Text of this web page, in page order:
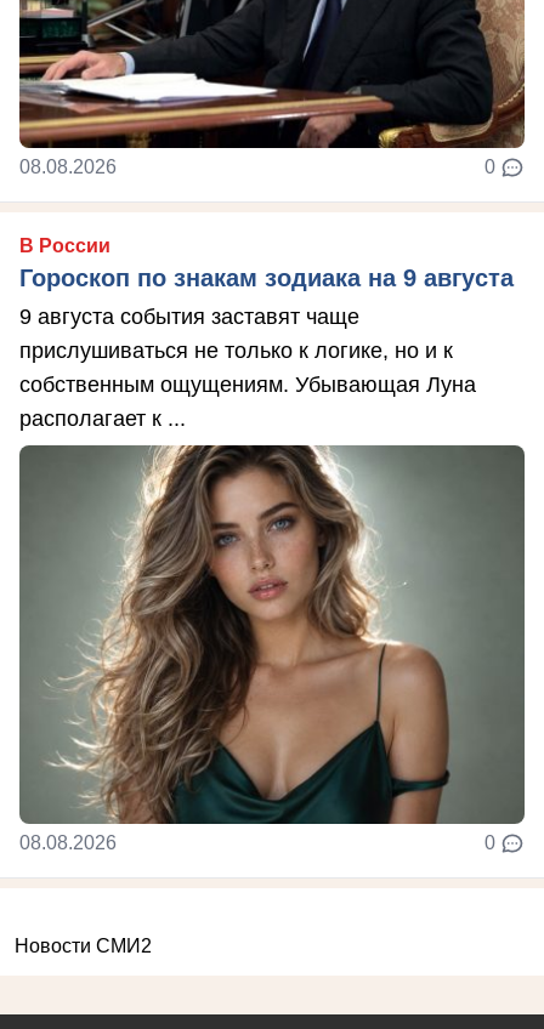
08.08.2026 0
В России
Гороскоп по знакам зодиака на 9 августа
9 августа события заставят чаще
прислушиваться не только к логике, но и к
собственным ощущениям. Убывающая Луна
располагает к ...
08.08.2026 0
Новости СМИ2